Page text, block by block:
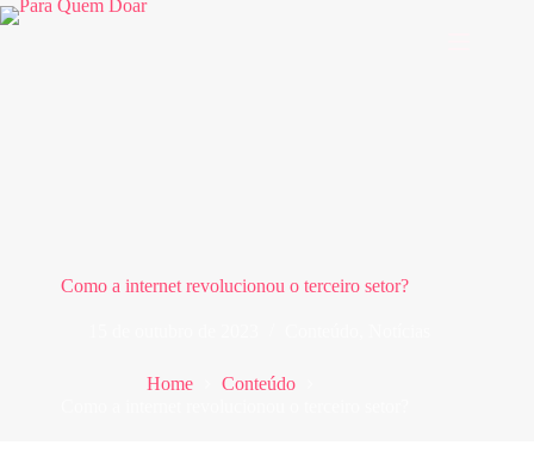
Pular
para
Como a internet revolucionou o terceiro setor?
Home
Conteúdo